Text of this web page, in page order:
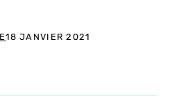
18 JANVIER 2021